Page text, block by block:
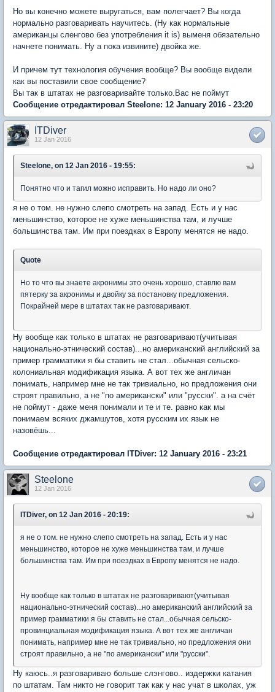
Но вы конечно можете выругаться, вам полегчает? Вы когда
нормально разговаривать научитесь. (Ну как нормальные
американцы сленгово без употребления it is) выменя обязательно
начнете понимать. Ну а пока извините) двойка же.
И причем тут технология обучения вообще? Вы вообще видели
как вы поставили свое сообщение?
Вы так в штатах не разговаривайте только.Вас не поймут
Сообщение отредактировал Steelone: 12 January 2016 - 23:20
ITDiver
12 Jan 2016
Steelone, on 12 Jan 2016 - 19:55:
Понятно что и тагил можно исправить. Но надо ли оно?
я не о том. не нужно слепо смотреть на запад. Есть и у нас
меньшинство, которое не хуже меньшинства там, и лучше
большинства там. Им при поездках в Европу менятся не надо.
Quote
Но то что вы знаете акронимы это очень хорошо, ставлю вам
пятерку за акронимы и двойку за постановку предложения.
Покрайней мере в штатах так не разговаривают.
Ну вообще как только в штатах не разговаривают(учитывая
национально-этнический состав)...но американский английский за
пример грамматики я бы ставить не стал...обычная сельско-
колониальная модификация языка. А вот тех же англичан
понимать, например мне не так тривиально, но предложения они
строят правильно, а не "по американски" или "русски". а на счёт
не поймут - даже меня понимали и те и те. равно как мы
понимаем всяких джамшутов, хотя русским их язык не
назовёшь...
Сообщение отредактировал ITDiver: 12 January 2016 - 23:21
Steelone
12 Jan 2016
ITDiver, on 12 Jan 2016 - 20:19:
я не о том. не нужно слепо смотреть на запад. Есть и у нас
меньшинство, которое не хуже меньшинства там, и лучше
большинства там. Им при поездках в Европу менятся не надо.
Ну вообще как только в штатах не разговаривают(учитывая
национально-этнический состав)...но американский английский за
пример грамматики я бы ставить не стал...обычная сельско-
провинциальная модификация языка. А вот тех же англичан
понимать, например мне не так тривиально, но предложения они
строят правильно, а не "по американски" или "русски".
Ну каюсь..я разговариваю больше слэнгово.. издержки катания
по штатам. Там никто не говорит так как у нас учат в школах, уж